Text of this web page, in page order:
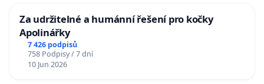
Za udržitelné a humánní řešení pro kočky
Apolinářky
7 426 podpisů
758 Podpisy / 7 dní
10 Jun 2026